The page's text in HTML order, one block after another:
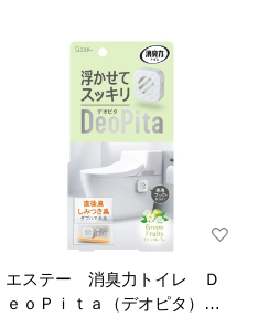
エステー 消臭力トイレ Ｄ
ｅｏＰｉｔａ（デオピタ）